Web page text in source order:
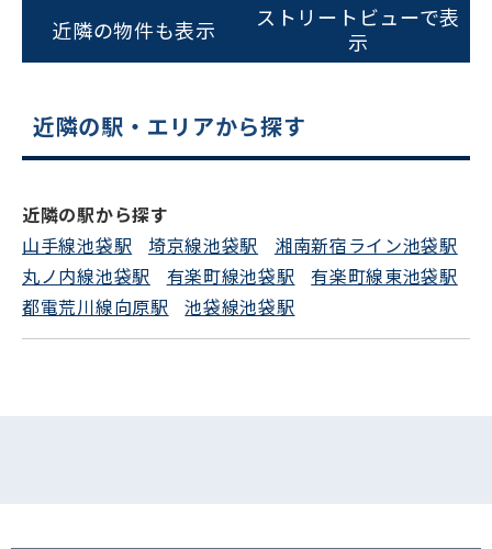
0120-620-213
電話でお問い合わせ
近隣の物件も表示
ストリートビューで表
示
近隣の駅・エリアから探す
近隣の駅から探す
山手線池袋駅
埼京線池袋駅
湘南新宿ライン池袋駅
丸ノ内線池袋駅
有楽町線池袋駅
有楽町線東池袋駅
都電荒川線向原駅
池袋線池袋駅